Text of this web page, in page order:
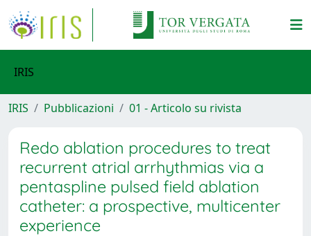
IRIS
IRIS Pubblicazioni 01 - Articolo su rivista
Redo ablation procedures to treat
recurrent atrial arrhythmias via a
pentaspline pulsed field ablation
catheter: a prospective, multicenter
experience